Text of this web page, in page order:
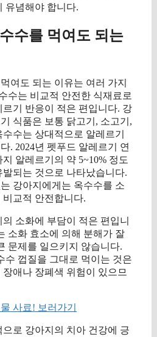
유념해야 합니다.
수를 먹여도 되는
여도 되는 이유는 여러 가지
수는 비교적 안전한 식재료로
기 반응이 적은 편입니다. 강
식품은 보통 닭고기, 소고기,
수는 상대적으로 알레르기
. 2024년 펫푸드 알레르기 연
알레르기의 약 5~10% 정도
되는 것으로 나타났습니다.
강아지에게는 옥수수를 소
교적 안전합니다.
소화에 부담이 적은 편입니
소화 효소에 의해 분해가 잘
문제를 일으키지 않습니다.
수 껍질을 그대로 먹이는 것은
애나 장폐색 위험이 있으므
사료! 보러가기
로 강아지의 치아 건강에 긍